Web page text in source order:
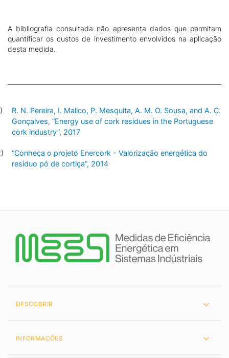
A bibliografia consultada não apresenta dados que permitam
quantificar os custos de investimento envolvidos na aplicação
desta medida.
R. N. Pereira, I. Malico, P. Mesquita, A. M. O. Sousa, and A. C.
Gonçalves, “Energy use of cork residues in the Portuguese
cork industry”, 2017
“Conheça o projeto Enercork - Valorização energética do
resíduo pó de cortiça”, 2014
DESCOBRIR
INFORMAÇÕES